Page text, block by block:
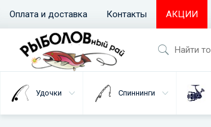
Оплата и доставка Контакты АКЦИИ
Удочки Спиннинги